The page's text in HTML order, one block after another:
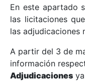
Mostrar/Ocultar
Mostrar/Ocultar
En este apartado
las licitaciones
las adjudicaciones
A partir del 3 de
información
Adjudicaciones